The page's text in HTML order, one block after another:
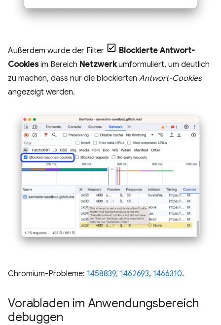
Außerdem wurde der Filter
Blockierte Antwort-
Cookiesim Bereich Netzwerkumformuliert, um deutlich
zu machen, dass nur die blockierten Antwort-Cookies
angezeigt werden.
Chromium-Probleme: 1458839, 1462693, 1466310.
Vorabladen im Anwendungsbereich
debuggen